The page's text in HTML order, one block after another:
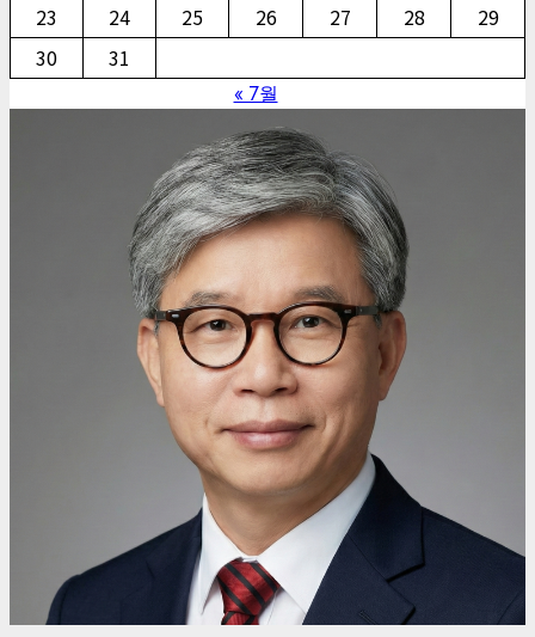
23
24 25 26 27 28
29
30
31
« 7월